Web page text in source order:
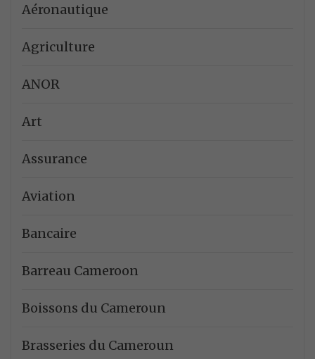
Aéronautique
Agriculture
ANOR
Art
Assurance
Aviation
Bancaire
Barreau Cameroon
Boissons du Cameroun
Brasseries du Cameroun